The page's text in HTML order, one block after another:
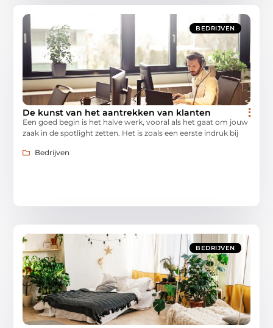
BEDRIJVEN
De kunst van het aantrekken van klanten
Een goed begin is het halve werk, vooral als het gaat om jouw
zaak in de spotlight zetten. Het is zoals een eerste indruk bij
Bedrijven
BEDRIJVEN